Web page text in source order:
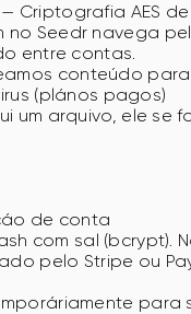
Criptografia AES
no Seedr navega
entre contas.
conteúdo
(plános pagos)
um arquivo, ele se
de conta
com sal (bcrypt).
pelo Stripe ou
para